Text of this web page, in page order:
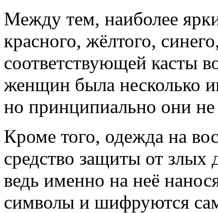
Между тем, наиболее
красного, жёлтого,
соответствующей касты
женщин была несколько
но принципиально они не
Кроме того, одежда на
средство защиты от злых
ведь именно на неё
символы и шифруются